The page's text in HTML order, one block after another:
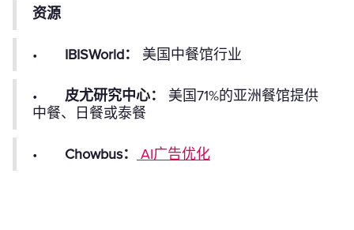
资源
• IBISWorld： 美国中餐馆行业
• 皮尤研究中心： 美国71%的亚洲餐馆提供
中餐、日餐或泰餐
• Chowbus： AI广告优化